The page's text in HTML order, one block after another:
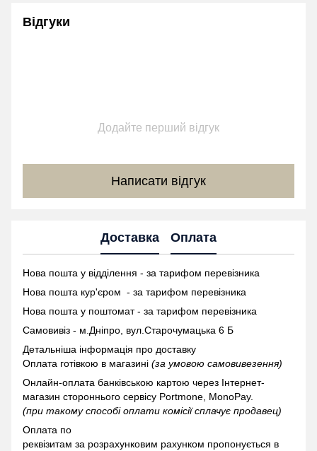
Відгуки
Додайте перший відгук
Написати відгук
Доставка Оплата
Нова пошта у відділення - за тарифом перевізника
Нова пошта кур'єром - за тарифом перевізника
Нова пошта у поштомат - за тарифом перевізника
Самовивіз - м.Дніпро, вул.Старочумацька 6 Б
Детальніша інформація про доставку
Оплата готівкою в магазині (за умовою самовивезення)
Онлайн-оплата банківською картою через Інтернет-
магазин стороннього сервісу Portmone, MonoPay.
(при такому способі оплати комісії сплачує продавец)
Оплата по
реквізитам за розрахунковим рахунком пропонується в